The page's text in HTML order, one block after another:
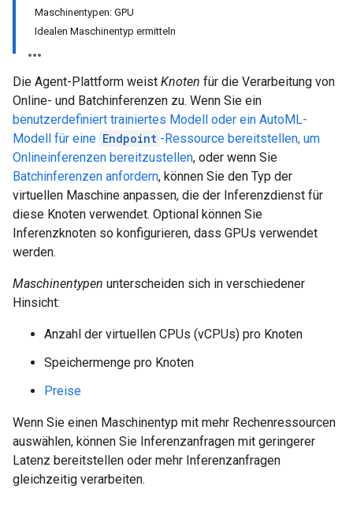
Maschinentypen: GPU
Idealen Maschinentyp ermitteln
Die Agent-Plattform weist Knoten für die Verarbeitung von
Online- und Batchinferenzen zu. Wenn Sie ein
benutzerdefiniert trainiertes Modell oder ein AutoML-
Modell für eine Endpoint -Ressource bereitstellen, um
Onlineinferenzen bereitzustellen, oder wenn Sie
Batchinferenzen anfordern, können Sie den Typ der
virtuellen Maschine anpassen, die der Inferenzdienst für
diese Knoten verwendet. Optional können Sie
Inferenzknoten so konfigurieren, dass GPUs verwendet
werden.
Maschinentypen unterscheiden sich in verschiedener
Hinsicht:
Anzahl der virtuellen CPUs (vCPUs) pro Knoten
Speichermenge pro Knoten
Preise
Wenn Sie einen Maschinentyp mit mehr Rechenressourcen
auswählen, können Sie Inferenzanfragen mit geringerer
Latenz bereitstellen oder mehr Inferenzanfragen
gleichzeitig verarbeiten.